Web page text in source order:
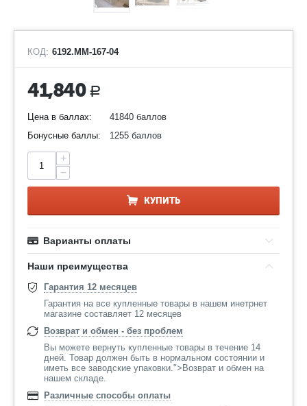
КОД: 6192.ММ-167-04
41,840 Р
Цена в баллах:
41840 баллов
Бонусные баллы:
1255 баллов
+
−
КУПИТЬ
Варианты оплаты
Наши преимущества
Гарантия 12 месяцев
Гарантия на все купленные товары в нашем инетрнет
магазине составляет 12 месяцев
Возврат и обмен - без проблем
Вы можете вернуть купленные товары в течение 14
дней. Товар должен быть в нормальном состоянии и
иметь все заводские упаковки.">Возврат и обмен на
нашем складе.
Различные способы оплаты